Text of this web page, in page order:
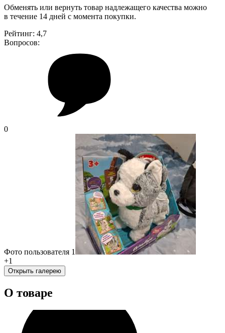
Обменять или вернуть товар надлежащего качества можно
в течение 14 дней с момента покупки.
Рейтинг: 4,7
Вопросов:
0
Фото пользователя 1
+1
Открыть галерею
О товаре